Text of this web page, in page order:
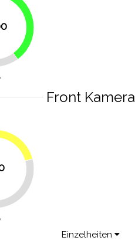
40%
Front Kamera
20.8%
Einzelheiten